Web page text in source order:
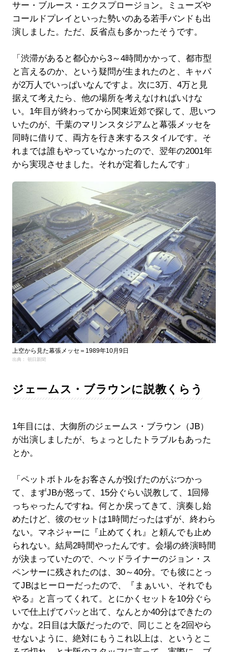
サー・ブルース・エクスプロージョン。ミューズや
コールドプレイといった勢いのある若手バンドも出
演しました。ただ、反省点も多かったそうです。
「渋滞があると都心から3～4時間かかって、都市型
と言えるのか、という疑問が生まれたのと、キャパ
が2万人でいっぱいなんですよ。次に3万、4万と見
据えて考えたら、他の場所を考えなければいけな
い。1年目が終わってから関東近郊で探して、思いつ
いたのが、千葉のマリンスタジアムと幕張メッセを
同時に借りて、両方を行き来するスタイルです。そ
れまでは誰もやっていなかったので、翌年の2001年
から実現させました。それが定着したんです」
上空から見た幕張メッセ＝1989年10月9日
出典： 朝日新聞
ジェームス・ブラウンに説教くらう
1年目には、大御所のジェームス・ブラウン（JB）
が出演しましたが、ちょっとしたトラブルもあった
とか。
「ペットボトルをお客さんが投げたのがぶつかっ
て、まずJBが怒って、15分ぐらい説教して、1回帰
っちゃったんですね。何とか戻ってきて、演奏し始
めたけど、彼のセットは1時間だったはずが、終わら
ない。マネジャーに『止めてくれ』と頼んでも止め
られない。結局2時間やったんです。会場の終演時間
が決まっていたので、ヘッドライナーのジョン・ス
ペンサーに残されたのは、30～40分。でも彼にとっ
てJBはヒーローだったので、『まぁいい、それでも
やる』と言ってくれて。とにかくセットを10分ぐら
いで仕上げてパッと出て、なんとか40分はできたの
かな。2日目は大阪だったので、同じことを2回やら
せないように、絶対にもうこれ以上は、というとこ